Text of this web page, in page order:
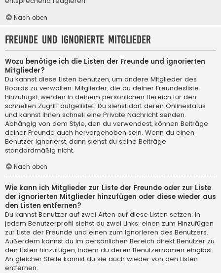
Nach oben
Freunde und ignorierte Mitglieder
Wozu benötige ich die Listen der Freunde und ignorierten
Mitglieder?
Du kannst diese Listen benutzen, um andere Mitglieder des
Boards zu verwalten. Mitglieder, die du deiner Freundesliste
hinzufügst, werden in deinem persönlichen Bereich für den
schnellen Zugriff aufgelistet. Du siehst dort deren Onlinestatus
und kannst ihnen schnell eine Private Nachricht senden.
Abhängig von dem Style, den du verwendest, können Beiträge
deiner Freunde auch hervorgehoben sein. Wenn du einen
Benutzer ignorierst, dann siehst du seine Beiträge
standardmäßig nicht.
Nach oben
Wie kann ich Mitglieder zur Liste der Freunde oder zur Liste
der ignorierten Mitglieder hinzufügen oder diese wieder aus
den Listen entfernen?
Du kannst Benutzer auf zwei Arten auf diese Listen setzen: In
jedem Benutzerprofil siehst du zwei Links: einen zum Hinzufügen
zur Liste der Freunde und einen zum Ignorieren des Benutzers.
Außerdem kannst du im persönlichen Bereich direkt Benutzer zu
den Listen hinzufügen, indem du deren Benutzernamen eingibst.
An gleicher Stelle kannst du sie auch wieder von den Listen
entfernen.